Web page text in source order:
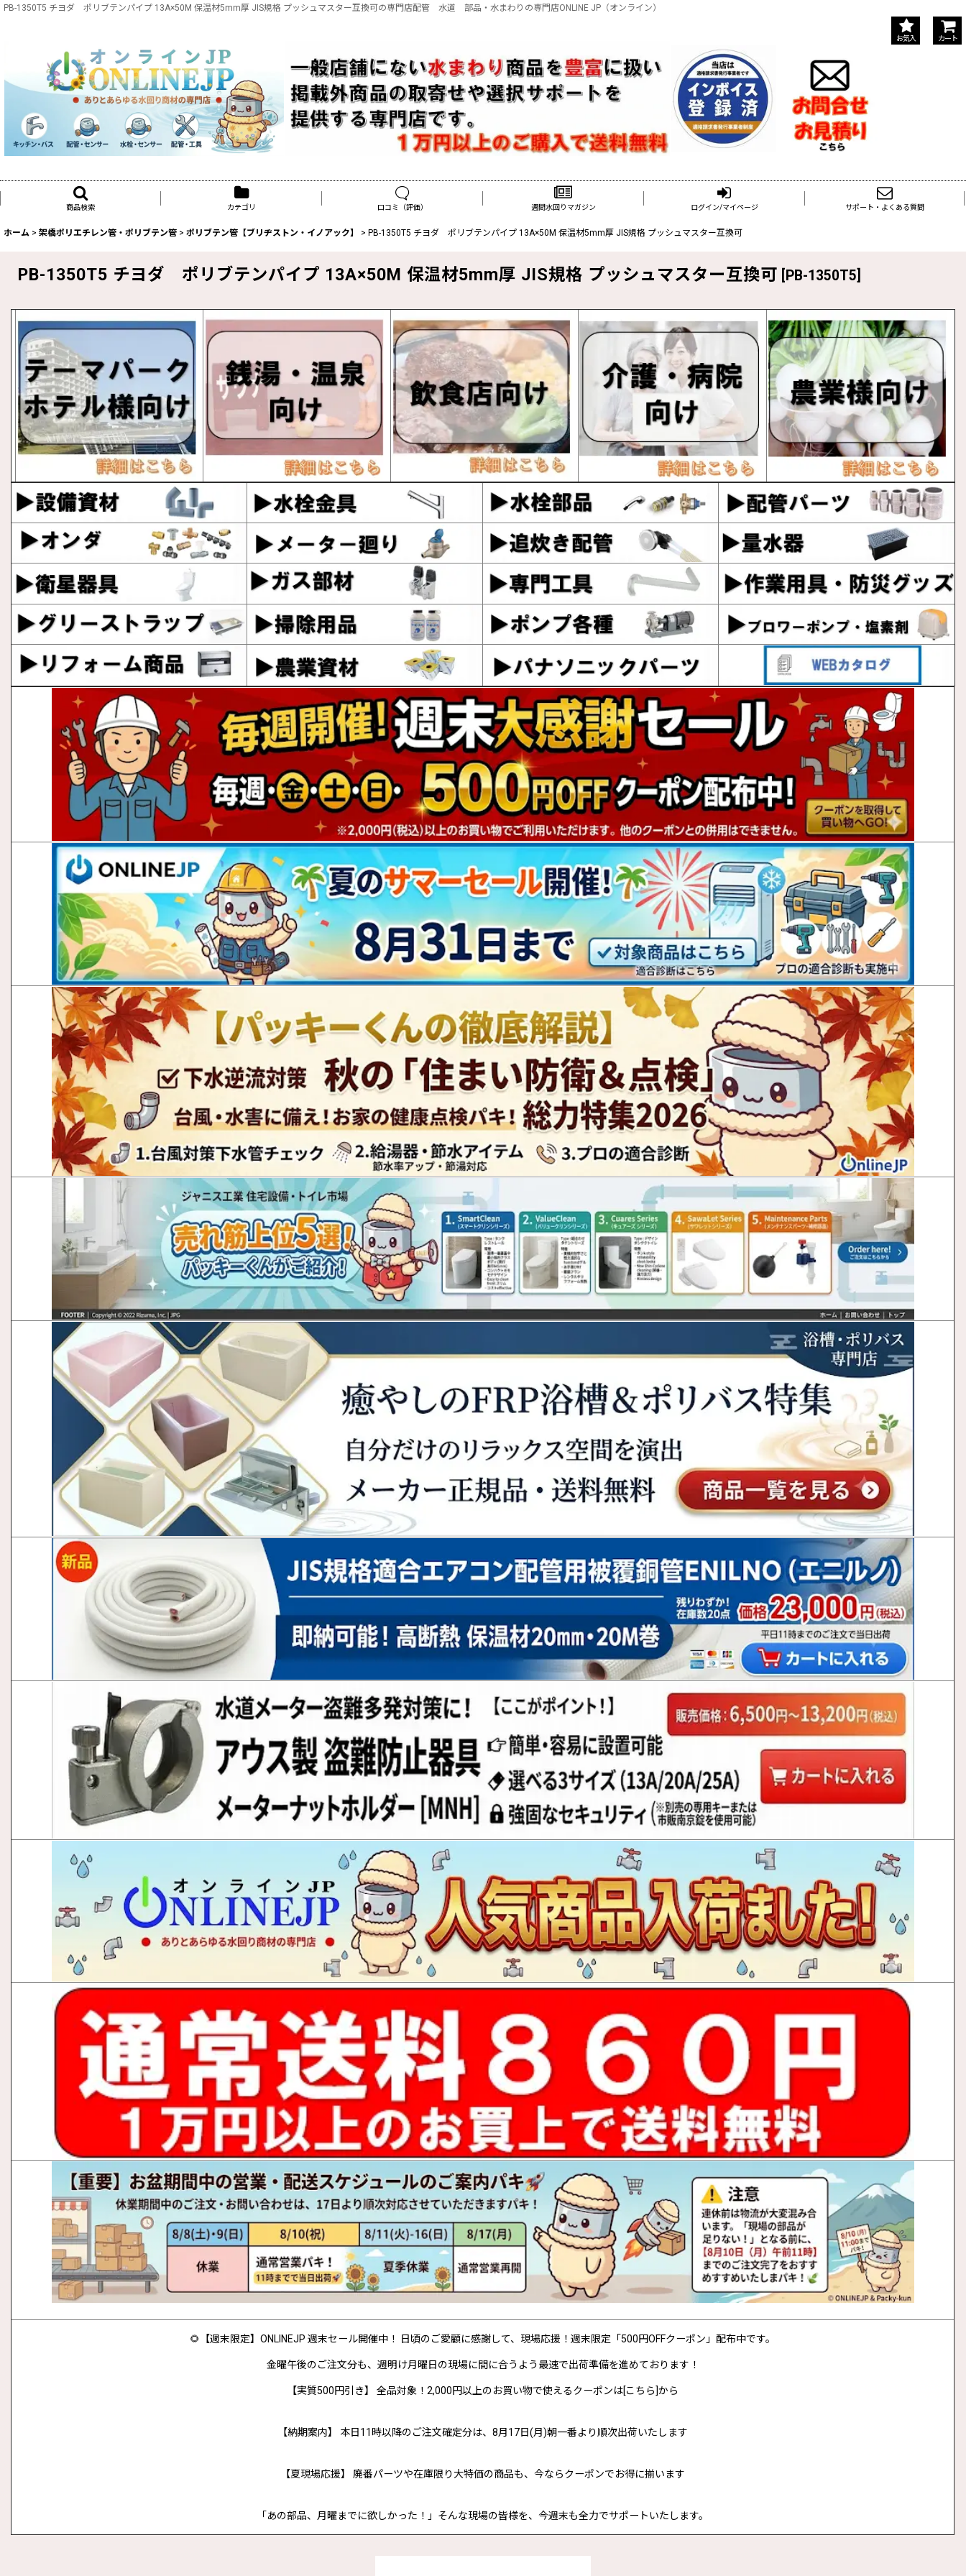
PB-1350T5 チヨダ ポリブテンパイプ 13A×50M 保温材5mm厚 JIS規格 プッシュマスター互換可の専門店配管 水道 部品・水まわりの専門店ONLINE JP（オンライン）
お気入 カート
商品検索 カテゴリ 口コミ（評価） 週間水回りマガジン ログイン/マイページ サポート・よくある質問
ホーム > 架橋ポリエチレン管・ポリブテン管 > ポリブテン管【ブリヂストン・イノアック】 > PB-1350T5 チヨダ ポリブテンパイプ 13A×50M 保温材5mm厚 JIS規格 プッシュマスター互換可
PB-1350T5 チヨダ ポリブテンパイプ 13A×50M 保温材5mm厚 JIS規格 プッシュマスター互換可 PB-1350T5
🌻【週末限定】ONLINEJP 週末セール開催中！ 日頃のご愛顧に感謝して、現場応援！週末限定「500円OFFクーポン」配布中です。
金曜午後のご注文分も、週明け月曜日の現場に間に合うよう最速で出荷準備を進めております！
【実質500円引き】 全品対象！2,000円以上のお買い物で使えるクーポンは[こちら]から
【納期案内】 本日11時以降のご注文確定分は、8月17日(月)朝一番より順次出荷いたします
【夏現場応援】 廃番パーツや在庫限り大特価の商品も、今ならクーポンでお得に揃います
「あの部品、月曜までに欲しかった！」そんな現場の皆様を、今週末も全力でサポートいたします。